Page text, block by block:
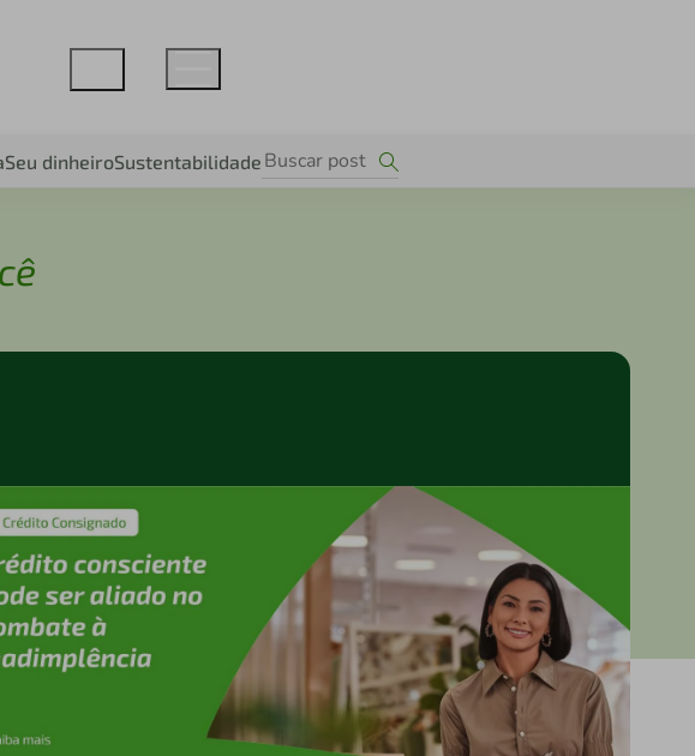
Seu dinheiroSustentabilidade